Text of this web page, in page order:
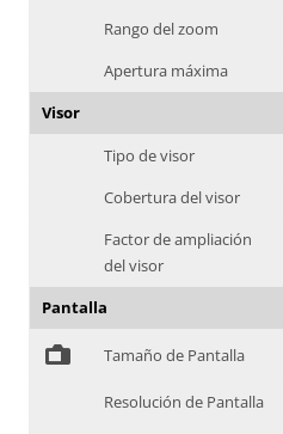
Rango del zoom
Apertura máxima
Visor
Tipo de visor
Cobertura del visor
Factor de ampliación
del visor
Pantalla
% Tamaño de Pantalla
Resolución de Pantalla